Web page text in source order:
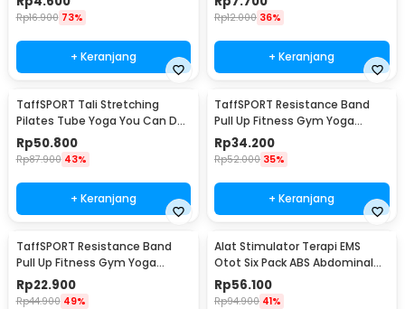
Rp16.900 73%
+ Keranjang
Rp12.000 36%
+ Keranjang
TaffSPORT Tali Stretching
Pilates Tube Yoga You Can Do
It 11 Set - R11
Rp50.800
Rp87.900 43%
+ Keranjang
TaffSPORT Resistance Band
Pull Up Fitness Gym Yoga
Pilates Latex Size L - Y66OR
Rp34.200
Rp52.000 35%
+ Keranjang
TaffSPORT Resistance Band
Pull Up Fitness Gym Yoga
Pilates Latex Size M - Y66OR
Rp22.900
Rp44.900 49%
Alat Stimulator Terapi EMS
Otot Six Pack ABS Abdominal
Muscle - 068R2
Rp56.100
Rp94.900 41%